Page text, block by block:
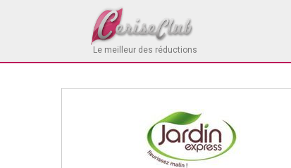
Le meilleur des réductions